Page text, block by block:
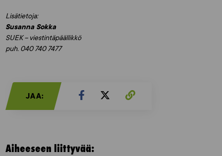
Lisätietoja:
Susanna Sokka
SUEK – viestintäpäällikkö
puh. 040 740 7477
JAA:
Aiheeseen liittyvää: